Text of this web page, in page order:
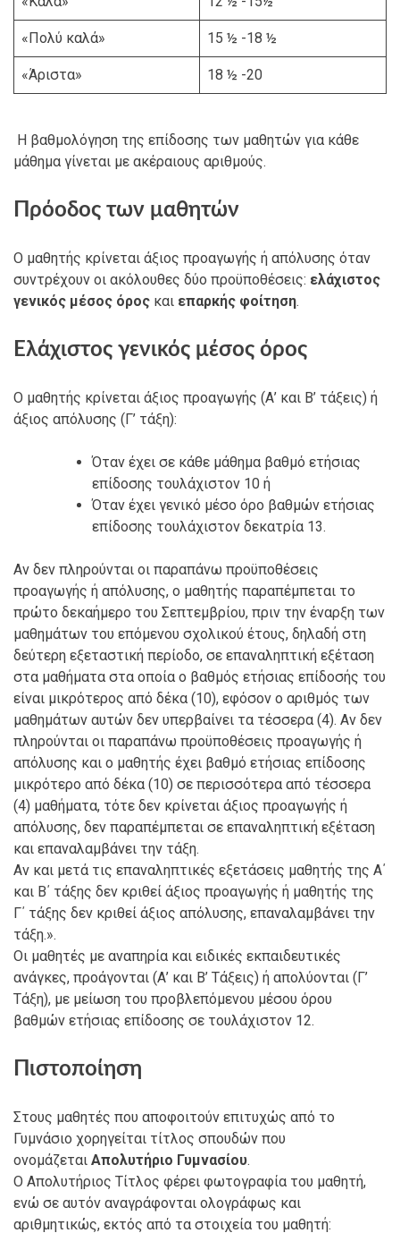
«Πολύ καλά» 15 ½ -18 ½
«Άριστα» 18 ½ -20
H βαθμολόγηση της επίδοσης των μαθητών για κάθε
μάθημα γίνεται με ακέραιους αριθμούς.
Πρόοδος των μαθητών
Ο μαθητής κρίνεται άξιος προαγωγής ή απόλυσης όταν
συντρέχουν οι ακόλουθες δύο προϋποθέσεις: ελάχιστος
γενικός μέσος όρος και επαρκής φοίτηση.
Ελάχιστος γενικός μέσος όρος
Ο μαθητής κρίνεται άξιος προαγωγής (Α’ και Β’ τάξεις) ή
άξιος απόλυσης (Γ’ τάξη):
Όταν έχει σε κάθε μάθημα βαθμό ετήσιας
επίδοσης τουλάχιστον 10 ή
Όταν έχει γενικό μέσο όρο βαθμών ετήσιας
επίδοσης τουλάχιστον δεκατρία 13.
Αν δεν πληρούνται οι παραπάνω προϋποθέσεις
προαγωγής ή απόλυσης, ο μαθητής παραπέμπεται το
πρώτο δεκαήμερο του Σεπτεμβρίου, πριν την έναρξη των
μαθημάτων του επόμενου σχολικού έτους, δηλαδή στη
δεύτερη εξεταστική περίοδο, σε επαναληπτική εξέταση
στα μαθήματα στα οποία ο βαθμός ετήσιας επίδοσής του
είναι μικρότερος από δέκα (10), εφόσον ο αριθμός των
μαθημάτων αυτών δεν υπερβαίνει τα τέσσερα (4). Αν δεν
πληρούνται οι παραπάνω προϋποθέσεις προαγωγής ή
απόλυσης και ο μαθητής έχει βαθμό ετήσιας επίδοσης
μικρότερο από δέκα (10) σε περισσότερα από τέσσερα
(4) μαθήματα, τότε δεν κρίνεται άξιος προαγωγής ή
απόλυσης, δεν παραπέμπεται σε επαναληπτική εξέταση
και επαναλαμβάνει την τάξη.
Αν και μετά τις επαναληπτικές εξετάσεις μαθητής της Α΄
και Β΄ τάξης δεν κριθεί άξιος προαγωγής ή μαθητής της
Γ΄ τάξης δεν κριθεί άξιος απόλυσης, επαναλαμβάνει την
τάξη.».
Οι μαθητές με αναπηρία και ειδικές εκπαιδευτικές
ανάγκες, προάγονται (Α’ και Β’ Τάξεις) ή απολύονται (Γ’
Τάξη), με μείωση του προβλεπόμενου μέσου όρου
βαθμών ετήσιας επίδοσης σε τουλάχιστον 12.
Πιστοποίηση
Στους μαθητές που αποφοιτούν επιτυχώς από το
Γυμνάσιο χορηγείται τίτλος σπουδών που
ονομάζεται Απολυτήριο Γυμνασίου.
Ο Απολυτήριος Τίτλος φέρει φωτογραφία του μαθητή,
ενώ σε αυτόν αναγράφονται ολογράφως και
αριθμητικώς, εκτός από τα στοιχεία του μαθητή: